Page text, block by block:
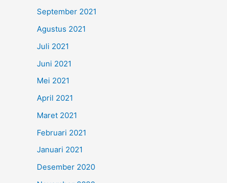
September 2021
Agustus 2021
Juli 2021
Juni 2021
Mei 2021
April 2021
Maret 2021
Februari 2021
Januari 2021
Desember 2020